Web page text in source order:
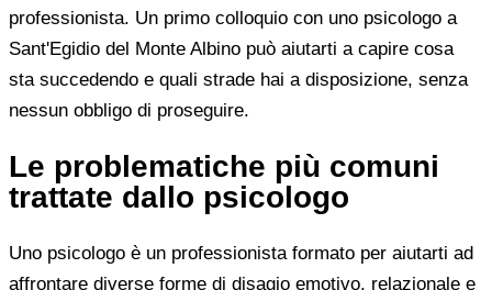
professionista. Un primo colloquio con uno psicologo a
Sant'Egidio del Monte Albino può aiutarti a capire cosa
sta succedendo e quali strade hai a disposizione, senza
nessun obbligo di proseguire.
Le problematiche più comuni
trattate dallo psicologo
Uno psicologo è un professionista formato per aiutarti ad
affrontare diverse forme di disagio emotivo, relazionale e